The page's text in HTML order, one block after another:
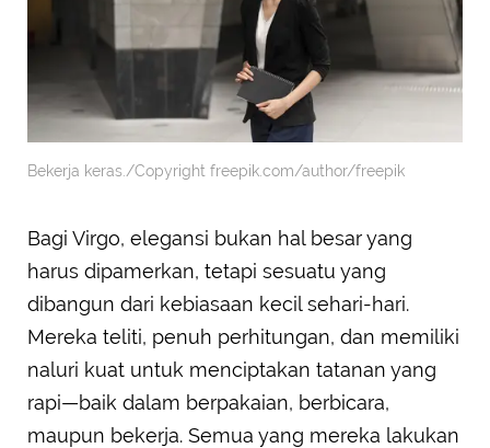
Bekerja keras./Copyright freepik.com/author/freepik
Bagi Virgo, elegansi bukan hal besar yang
harus dipamerkan, tetapi sesuatu yang
dibangun dari kebiasaan kecil sehari-hari.
Mereka teliti, penuh perhitungan, dan memiliki
naluri kuat untuk menciptakan tatanan yang
rapi—baik dalam berpakaian, berbicara,
maupun bekerja. Semua yang mereka lakukan